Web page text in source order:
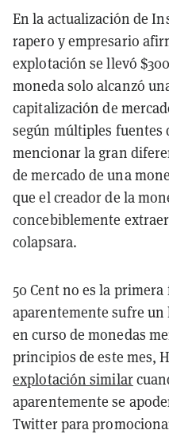
En la actualización de
rapero y empresario
explotación se llevó
moneda solo alcanzó
capitalización de
según múltiples
mencionar la gran
de mercado de una
que el creador de la
concebiblemente
colapsara.
50 Cent no es la
aparentemente sufre
en curso de monedas
principios de este mes,
explotación similar
aparentemente se
Twitter para